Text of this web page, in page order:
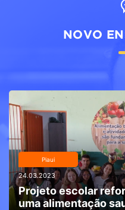
NOVO
Piaui
24.03.2023
Projeto escolar
uma alimentação